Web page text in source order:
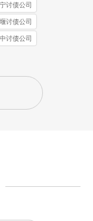
讨债公司
讨债公司
讨债公司